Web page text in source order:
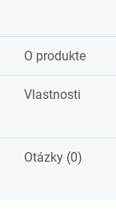
O produkte
Vlastnosti
Otázky (0)